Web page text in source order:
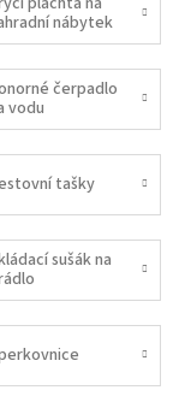
nábytek
čerpadlo
vodu
tašky
sušák na